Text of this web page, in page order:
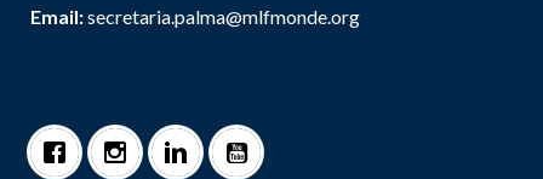
Email:secretaria.palma@mlfmonde.org